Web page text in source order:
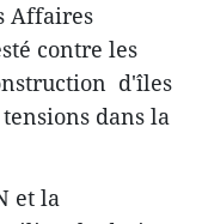
Affaires
contre les
d​'îles
dans la
et la